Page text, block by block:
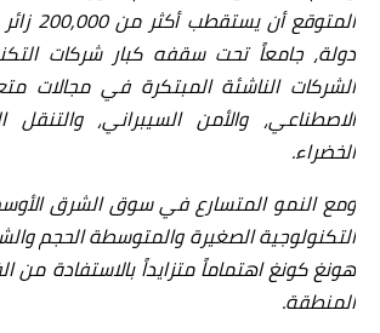
دولة، جامعاً تحت سقفه كبار شركات
الشركات الناشئة المبتكرة في مجالات
الاصطناعي، والأمن السيبراني، والتنقل
الخضراء.
ومع النمو المتسارع في سوق الشرق
التكنولوجية الصغيرة والمتوسطة الحجم
هونغ كونغ اهتماماً متزايداً بالاستفادة
المنطقة.